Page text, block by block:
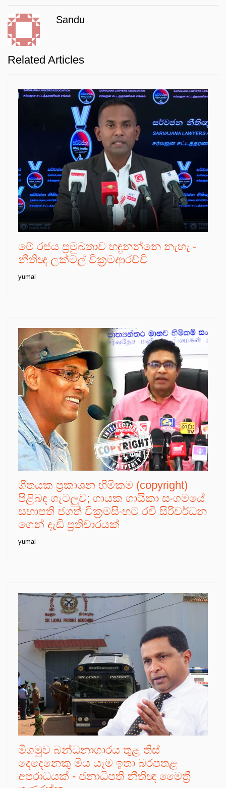
Sandu
Related Articles
මේ රජය ප්‍රමුඛතාව හඳුනන්නෙ නැහැ -
නීතිඥ ලක්මල් වික්‍රමආරච්චි
yumal
ගීතයක ප්‍රකාශන හිමිකම (copyright)
පිළිබඳ ගැටලුව; ගායක ගායිකා සංගමයේ
සභාපති ජගත් වික්‍රමසිංහට රවී සිරිවර්ධන
ගෙන් දැඩි ප්‍රතිචාරයක්
yumal
මීගමුව බන්ධනාගාරය තුළ තිස්
දෙදෙනෙකු මිය යෑම ඉතා බරපතළ
අපරාධයක් - ජනාධිපති නීතිඥ මෛත්‍රී